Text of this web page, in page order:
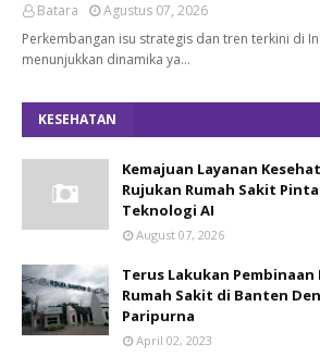
Batara
Agustus 07, 2026
Perkembangan isu strategis dan tren terkini di
menunjukkan dinamika ya…
KESEHATAN
Kemajuan Layanan
Rujukan Rumah Sakit
Teknologi AI
August 07, 2026
Terus Lakukan
Rumah Sakit di Banten
Paripurna
April 02, 2023